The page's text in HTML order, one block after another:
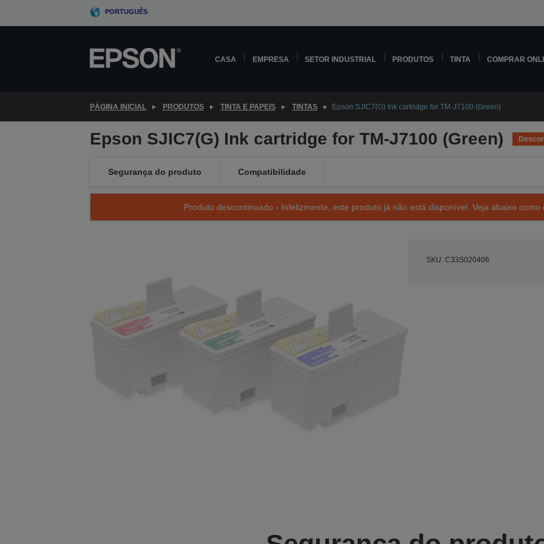
PORTUGUÊS
CASA EMPRESA SETOR INDUSTRIAL PRODUTOS TINTA COMPRAR
PÁGINA INICIAL PRODUTOS TINTA E PAPEIS TINTAS Epson SJIC7(G) Ink cartridge for TM-J7100 (Green)
Epson SJIC7(G) Ink cartridge for TM-J7100 (Green)
Segurança do produto Compatibilidade
Produto descontinuado - Infelizmente, este produto já não está disponível. Veja abaixo
SKU: C33S020406